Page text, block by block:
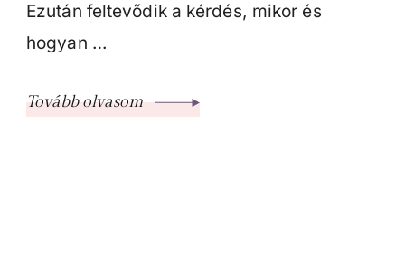
Ezután feltevődik a kérdés, mikor és
hogyan …
Tovább olvasom